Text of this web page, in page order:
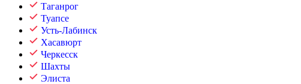
Таганрог
Туапсе
Усть-Лабинск
Хасавюрт
Черкесск
Шахты
Элиста